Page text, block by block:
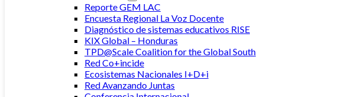
Reporte GEM LAC
Encuesta Regional La Voz Docente
Diagnóstico de sistemas educativos RISE
KIX Global – Honduras
TPD@Scale Coalition for the Global South
Red Co+incide
Ecosistemas Nacionales I+D+i
Red Avanzando Juntas